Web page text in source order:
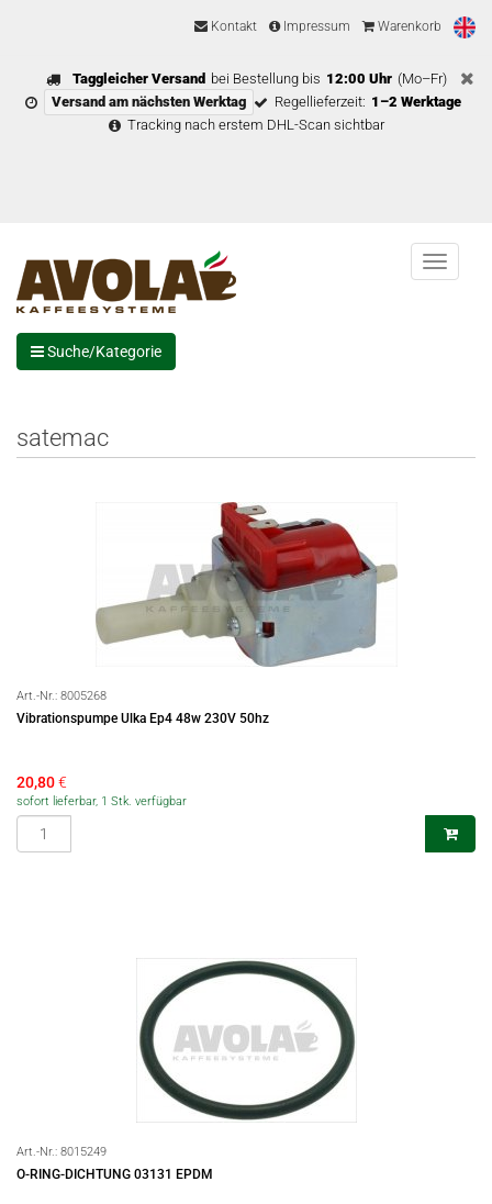
Kontakt Impressum Warenkorb
Taggleicher Versand bei Bestellung bis 12:00 Uhr (Mo–Fr)
Versand am nächsten Werktag
Regellieferzeit: 1–2 Werktage
Tracking nach erstem DHL-Scan sichtbar
Menu
Suche/Kategorie
satemac
Art.-Nr.: 8005268
Vibrationspumpe Ulka Ep4 48w 230V 50hz
20,80€
sofort lieferbar, 1 Stk. verfügbar
Art.-Nr.: 8015249
O-RING-DICHTUNG 03131 EPDM